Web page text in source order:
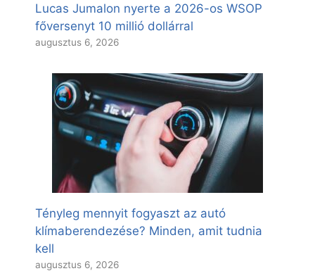
Lucas Jumalon nyerte a 2026-os WSOP
főversenyt 10 millió dollárral
augusztus 6, 2026
Tényleg mennyit fogyaszt az autó
klímaberendezése? Minden, amit tudnia
kell
augusztus 6, 2026